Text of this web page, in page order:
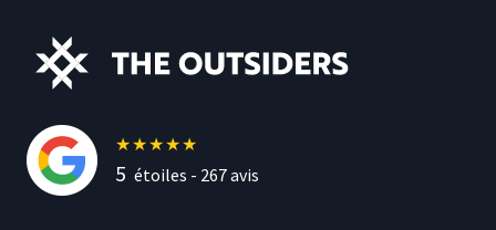
★★★★★
5 étoiles - 267avis